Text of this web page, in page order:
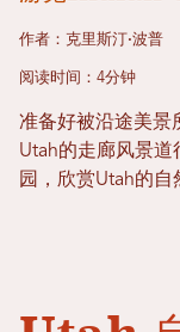
作者：克里斯汀·波普
阅读时间：4分钟
准备好被沿途美景
Utah的走廊风景
园，欣赏Utah的自